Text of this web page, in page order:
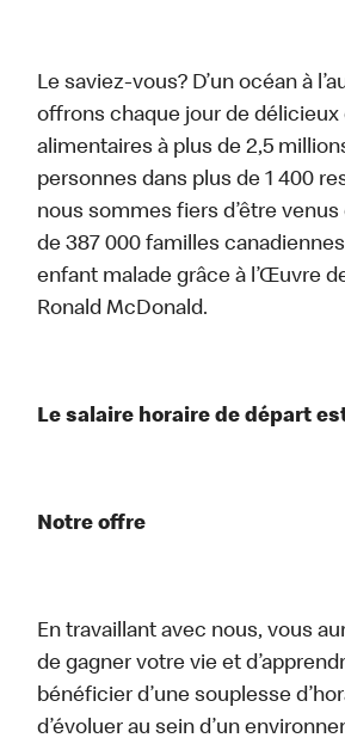
Le saviez-vous? D’un océan à
offrons chaque jour de délicieux
alimentaires à plus de 2,5
personnes dans plus de 1 400
nous sommes fiers d’être venus
de 387 000 familles
enfant malade grâce à l’Œuvre
Ronald McDonald.
Le salaire horaire de départ
Notre offre
En travaillant avec nous, vous
de gagner votre vie et
bénéficier d’une souplesse
d’évoluer au sein d’un